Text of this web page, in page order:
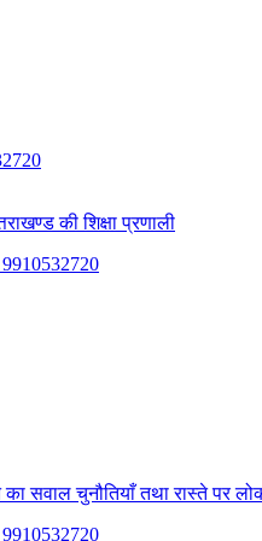
की शिक्षा प्रणाली
सवाल चुनौतियाँ तथा रास्ते पर